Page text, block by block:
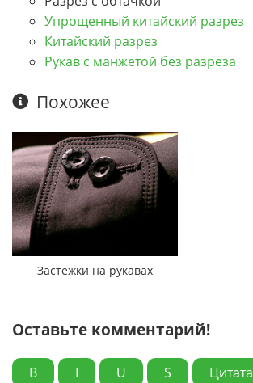
Упрощенный китайский разрез
Китайский разрез
Рукав с манжетой без разреза
Похожее
Застежки на рукавах
Оставьте комментарий!
B I U S Цитата